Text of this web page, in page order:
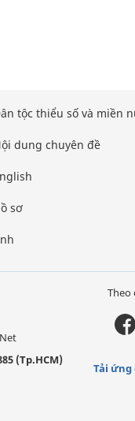
tộc thiểu số và miền
dung chuyên đề
sơ
(Tp.HCM)
Theo
Tải ứng